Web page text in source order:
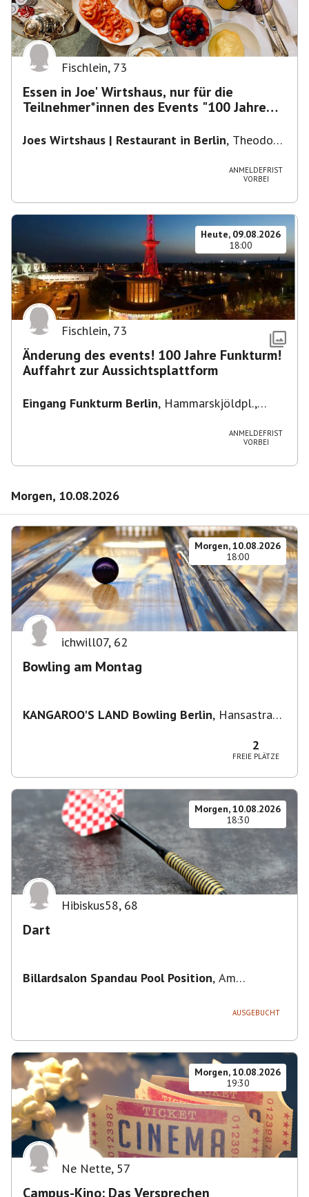
Fischlein, 73
Essen in Joe' Wirtshaus, nur für die
Teilnehmer*innen des Events "100 Jahre
Joes Wirtshaus | Restaurant in Berlin, Theodor-
ANMELDEFRIST
VORBEI
Heute, 09.08.2026
18:00
Fischlein, 73
Änderung des events! 100 Jahre Funkturm!
Auffahrt zur Aussichtsplattform
Eingang Funkturm Berlin, Hammarskjöldpl.,
ANMELDEFRIST
VORBEI
Morgen, 10.08.2026
Morgen, 10.08.2026
18:00
ichwill07, 62
Bowling am Montag
KANGAROO'S LAND Bowling Berlin, Hansastraße
2
FREIE PLÄTZE
Morgen, 10.08.2026
18:30
Hibiskus58, 68
Dart
Billardsalon Spandau Pool Position, Am
AUSGEBUCHT
Morgen, 10.08.2026
19:30
Ne Nette, 57
Campus-Kino: Das Versprechen